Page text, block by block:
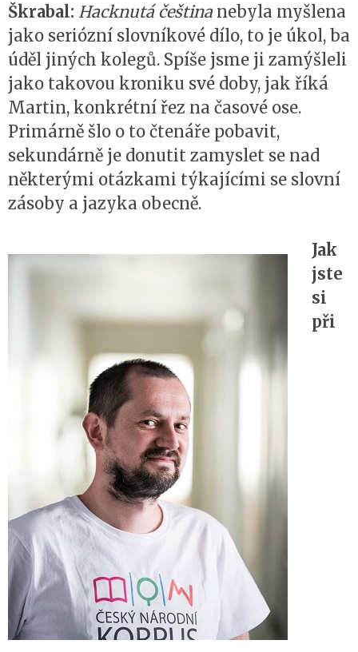
Škrabal: Hacknutá češtinanebyla myšlena
jako seriózní slovníkové dílo, to je úkol, ba
úděl jiných kolegů. Spíše jsme ji zamýšleli
jako takovou kroniku své doby, jak říká
Martin, konkrétní řez na časové ose.
Primárně šlo o to čtenáře pobavit,
sekundárně je donutit zamyslet se nad
některými otázkami týkajícími se slovní
zásoby a jazyka obecně.
Jak
jste
si
při